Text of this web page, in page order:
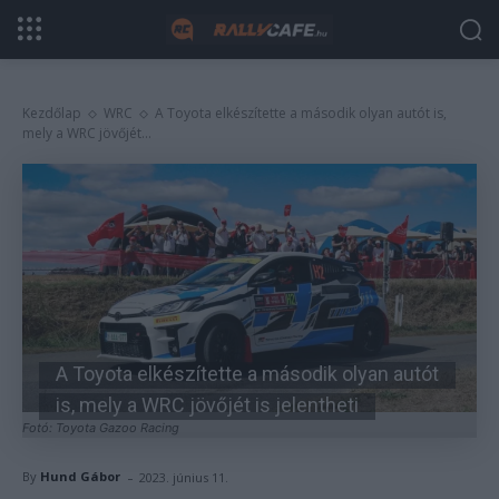
Kezdőlap WRC
A Toyota elkészítette a második olyan autót is,
mely a WRC jövőjét...
Fotó: Toyota Gazoo Racing
A Toyota elkészítette a második olyan autót
is, mely a WRC jövőjét is jelentheti
By Hund Gábor - 2023. június 11.